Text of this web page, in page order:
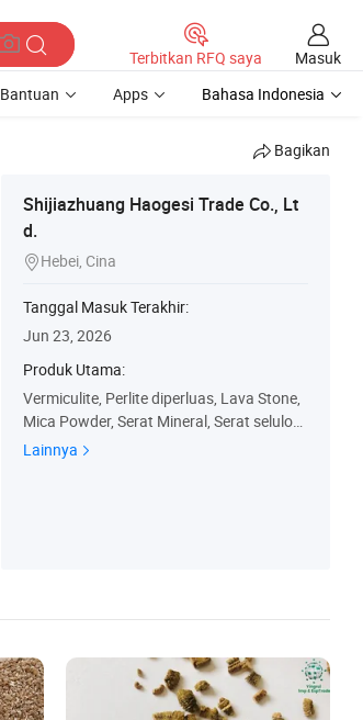
Terbitkan RFQ saya
Masuk
Bantuan Apps Bahasa Indonesia
Bagikan
Shijiazhuang Haogesi Trade Co., Lt
d.
Hebei, Cina
Tanggal Masuk Terakhir:
Jun 23, 2026
Produk Utama:
Vermiculite, Perlite diperluas, Lava Stone,
Mica Powder, Serat Mineral, Serat selulos
a, Materi gesek, mentah Vermiculite, Calci
Lainnya